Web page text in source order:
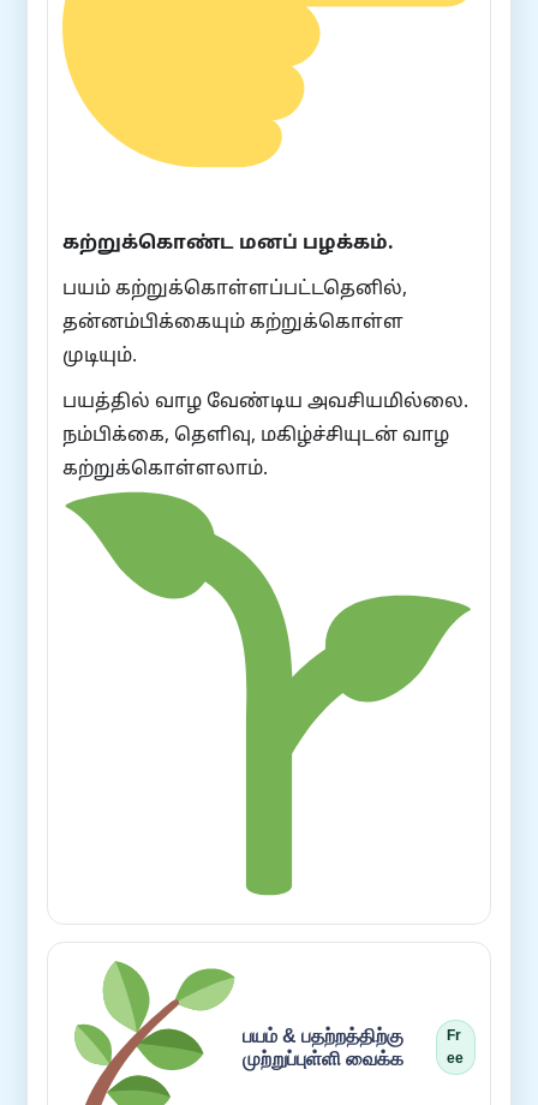
கற்றுக்கொண்ட மனப் பழக்கம்.
பயம் கற்றுக்கொள்ளப்பட்டதெனில்,
தன்னம்பிக்கையும் கற்றுக்கொள்ள
முடியும்.
பயத்தில் வாழ வேண்டிய அவசியமில்லை.
நம்பிக்கை, தெளிவு, மகிழ்ச்சியுடன் வாழ
கற்றுக்கொள்ளலாம்.
பயம் & பதற்றத்திற்கு
முற்றுப்புள்ளி வைக்க
Fr
ee